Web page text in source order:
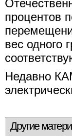
процентов
вес одного
Недавно
Другие